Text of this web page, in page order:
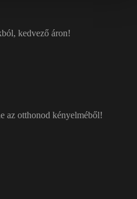
kedvező áron!
az otthonod kényelméből!